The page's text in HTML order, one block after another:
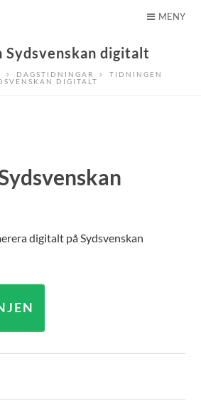
MENY
Sydsvenskan digitalt
DAGSTIDNINGAR
TIDNINGEN
DIGITALT
digitalt på Sydsvenskan